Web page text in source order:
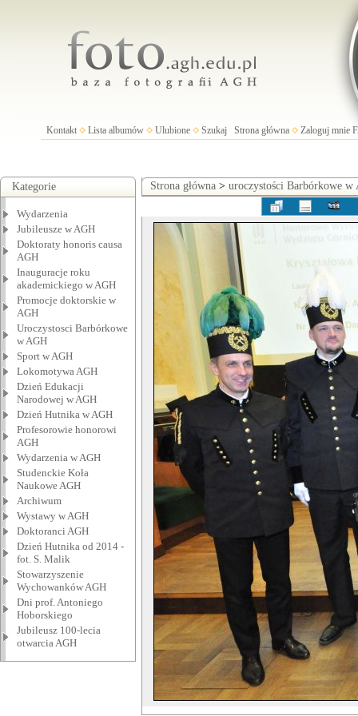
Kontakt Lista albumów Ulubione Szukaj Strona główna Zaloguj mnie
Kategorie
Wydarzenia
Jubileusze w AGH
Doktoraty honoris causa
AGH
Inauguracje roku
akademickiego w AGH
Promocje doktorskie w
AGH
Uroczystosci Barbórkowe
w AGH
Sport w AGH
Lokomotywa AGH
Dzień Edukacji
Narodowej w AGH
Dzień Hutnika w AGH
Profesorowie honorowi
AGH
Wydarzenia w AGH
Studenckie Koła
Naukowe AGH
Archiwum
Wystawy w AGH
Doktoranci AGH
Dzień Hutnika od 2014 -
fot. S. Malik
Stowarzyszenie
Wychowanków AGH
Dni prof. Antoniego
Hoborskiego
Jubileusz 100-lecia
otwarcia AGH
Strona główna > uroczystości Barbórkowe w